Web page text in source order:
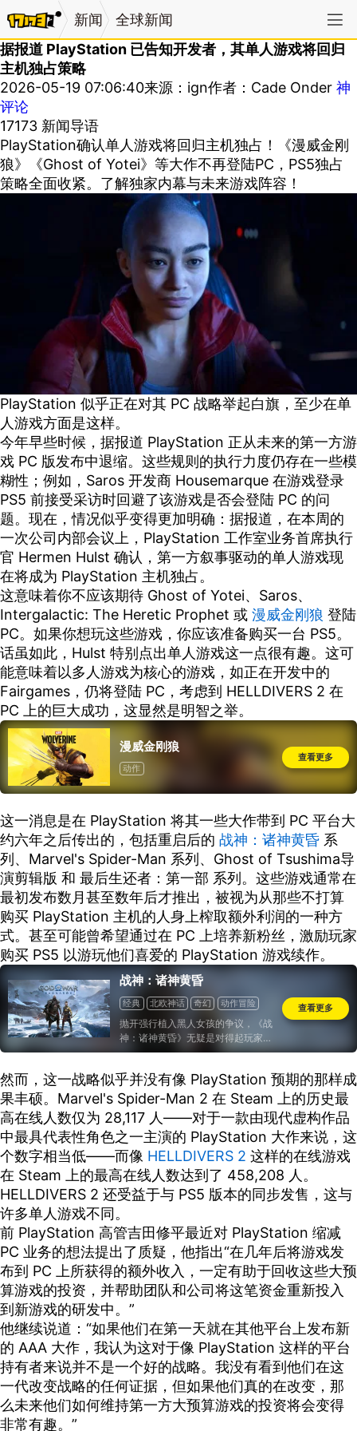
新闻 全球新闻
据报道 PlayStation 已告知开发者，其单人游戏将回归
主机独占策略
2026-05-19 07:06:40来源：ign作者：Cade Onder 神
评论
17173 新闻导语
PlayStation确认单人游戏将回归主机独占！《漫威金刚
狼》《Ghost of Yotei》等大作不再登陆PC，PS5独占
策略全面收紧。了解独家内幕与未来游戏阵容！
PlayStation 似乎正在对其 PC 战略举起白旗，至少在单
人游戏方面是这样。
今年早些时候，据报道 PlayStation 正从未来的第一方游
戏 PC 版发布中退缩。这些规则的执行力度仍存在一些模
糊性；例如，Saros 开发商 Housemarque 在游戏登录
PS5 前接受采访时回避了该游戏是否会登陆 PC 的问
题。现在，情况似乎变得更加明确：据报道，在本周的
一次公司内部会议上，PlayStation 工作室业务首席执行
官 Hermen Hulst 确认，第一方叙事驱动的单人游戏现
在将成为 PlayStation 主机独占。
这意味着你不应该期待 Ghost of Yotei、Saros、
Intergalactic: The Heretic Prophet 或 漫威金刚狼 登陆
PC。如果你想玩这些游戏，你应该准备购买一台 PS5。
话虽如此，Hulst 特别点出单人游戏这一点很有趣。这可
能意味着以多人游戏为核心的游戏，如正在开发中的
Fairgames，仍将登陆 PC，考虑到 HELLDIVERS 2 在
PC 上的巨大成功，这显然是明智之举。
漫威金刚狼
动作
查看更多
这一消息是在 PlayStation 将其一些大作带到 PC 平台大
约六年之后传出的，包括重启后的 战神：诸神黄昏 系
列、Marvel's Spider-Man 系列、Ghost of Tsushima导
演剪辑版 和 最后生还者：第一部 系列。这些游戏通常在
最初发布数月甚至数年后才推出，被视为从那些不打算
购买 PlayStation 主机的人身上榨取额外利润的一种方
式。甚至可能曾希望通过在 PC 上培养新粉丝，激励玩家
购买 PS5 以游玩他们喜爱的 PlayStation 游戏续作。
战神：诸神黄昏
经典 北欧神话 奇幻 动作冒险
抛开强行植入黑人女孩的争议，《战
神：诸神黄昏》无疑是对得起玩家对
它的期望的，站在前作的肩膀上，本
带给了玩家非常优秀的游戏体验...
查看更多
然而，这一战略似乎并没有像 PlayStation 预期的那样成
果丰硕。Marvel's Spider-Man 2 在 Steam 上的历史最
高在线人数仅为 28,117 人——对于一款由现代虚构作品
中最具代表性角色之一主演的 PlayStation 大作来说，这
个数字相当低——而像 HELLDIVERS 2 这样的在线游戏
在 Steam 上的最高在线人数达到了 458,208 人。
HELLDIVERS 2 还受益于与 PS5 版本的同步发售，这与
许多单人游戏不同。
前 PlayStation 高管吉田修平最近对 PlayStation 缩减
PC 业务的想法提出了质疑，他指出“在几年后将游戏发
布到 PC 上所获得的额外收入，一定有助于回收这些大预
算游戏的投资，并帮助团队和公司将这笔资金重新投入
到新游戏的研发中。”
他继续说道：“如果他们在第一天就在其他平台上发布新
的 AAA 大作，我认为这对于像 PlayStation 这样的平台
持有者来说并不是一个好的战略。我没有看到他们在这
一代改变战略的任何证据，但如果他们真的在改变，那
么未来他们如何维持第一方大预算游戏的投资将会变得
非常有趣。”